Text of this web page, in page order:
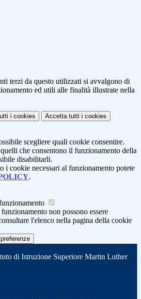
terzi da questo utilizzati si avvalgono di
ed utili alle finalità illustrate nella
i cookies Accetta tutti i cookies
scegliere quali cookie consentire.
che consentono il funzionamento della
disabilitarli.
i cookie necessari al funzionamento potete
.
non possono essere
l'elenco nella pagina della cookie
di Istruzione Superiore Martin Luther